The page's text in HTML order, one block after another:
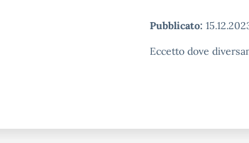
Pubblicato:
Eccetto dove